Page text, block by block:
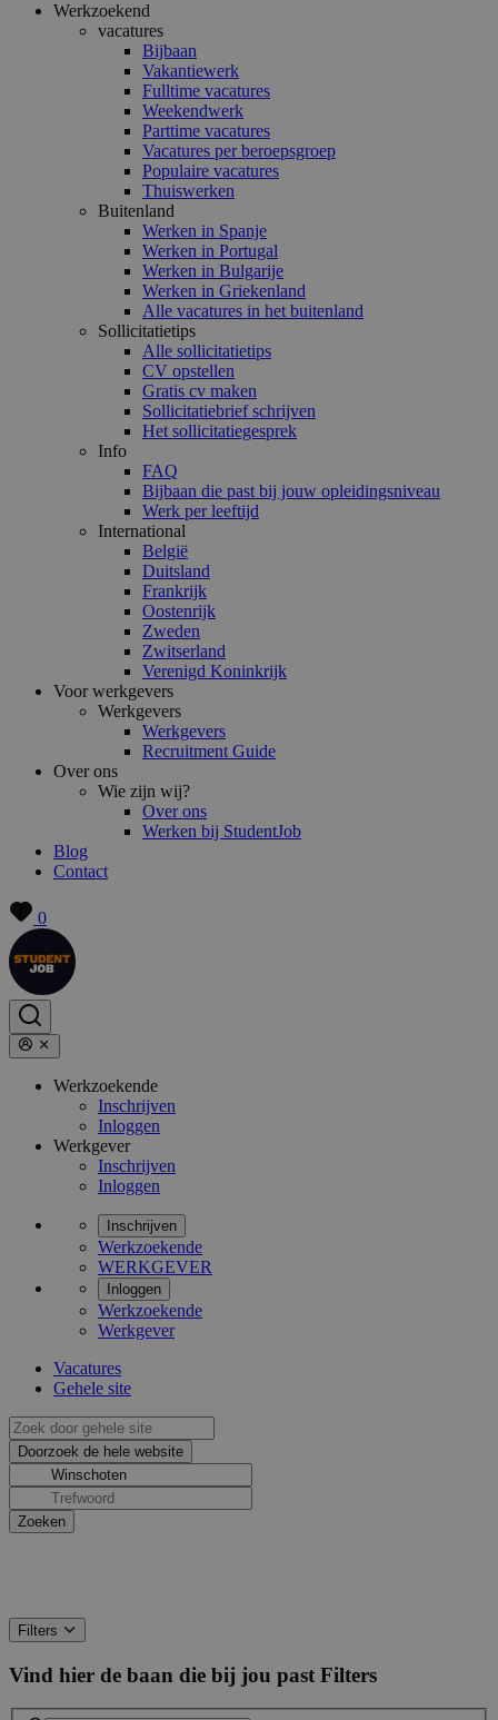
Werkzoekend
vacatures
Bijbaan
Vakantiewerk
Fulltime vacatures
Weekendwerk
Parttime vacatures
Vacatures per beroepsgroep
Populaire vacatures
Thuiswerken
Buitenland
Werken in Spanje
Werken in Portugal
Werken in Bulgarije
Werken in Griekenland
Alle vacatures in het buitenland
Sollicitatietips
Alle sollicitatietips
CV opstellen
Gratis cv maken
Sollicitatiebrief schrijven
Het sollicitatiegesprek
Info
FAQ
Bijbaan die past bij jouw opleidingsniveau
Werk per leeftijd
International
België
Duitsland
Frankrijk
Oostenrijk
Zweden
Zwitserland
Verenigd Koninkrijk
Voor werkgevers
Werkgevers
Werkgevers
Recruitment Guide
Over ons
Wie zijn wij?
Over ons
Werken bij StudentJob
Blog
Contact
0
Werkzoekende
Inschrijven
Inloggen
Werkgever
Inschrijven
Inloggen
Inschrijven
Werkzoekende
WERKGEVER
Inloggen
Werkzoekende
Werkgever
Vacatures
Gehele site
Filters
Vind hier de baan die bij jou past Filters